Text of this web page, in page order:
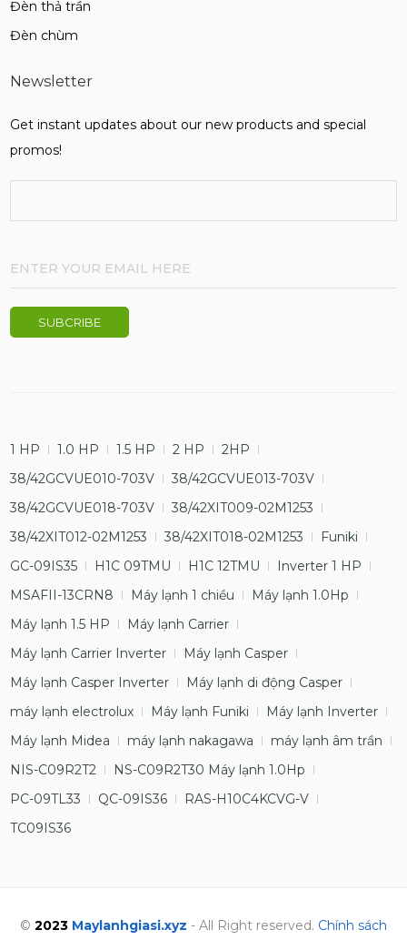
Đèn thả trần
Đèn chùm
Newsletter
Get instant updates about our new products and special
promos!
1 HP 1.0 HP 1.5 HP 2 HP
2HP
38/42GCVUE010-703V
38/42GCVUE013-703V
38/42GCVUE018-703V
38/42XIT009-02M1253
38/42XIT012-02M1253
38/42XIT018-02M1253
Funiki
GC-09IS35
H1C 09TMU H1C 12TMU
Inverter 1 HP
MSAFII-13CRN8
Máy lạnh 1 chiều
Máy lạnh 1.0Hp
Máy lạnh 1.5 HP
Máy lạnh Carrier
Máy lạnh Carrier Inverter
Máy lạnh Casper
Máy lạnh Casper Inverter
Máy lạnh di động Casper
máy lạnh electrolux
Máy lạnh Funiki
Máy lạnh Inverter
Máy lạnh Midea
máy lạnh nakagawa
máy lạnh âm trần
NIS-C09R2T2
NS-C09R2T30 Máy lạnh 1.0Hp
PC-09TL33
QC-09IS36
RAS-H10C4KCVG-V
TC09IS36
© 2023 Maylanhgiasi.xyz - All Right reserved. Chính sách